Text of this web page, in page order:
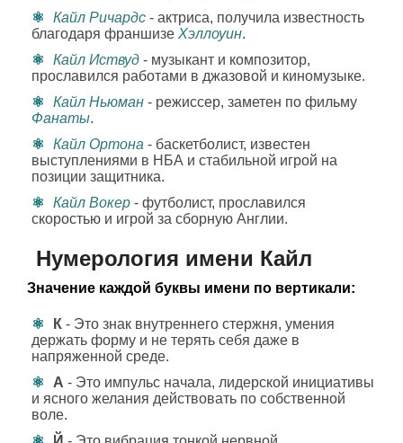
Кайл Ричардс - актриса, получила известность
благодаря франшизе Хэллоуин.
Кайл Иствуд - музыкант и композитор,
прославился работами в джазовой и киномузыке.
Кайл Ньюман - режиссер, заметен по фильму
Фанаты.
Кайл Ортона - баскетболист, известен
выступлениями в НБА и стабильной игрой на
позиции защитника.
Кайл Вокер - футболист, прославился
скоростью и игрой за сборную Англии.
Нумерология имени Кайл
Значение каждой буквы имени по вертикали:
К - Это знак внутреннего стержня, умения
держать форму и не терять себя даже в
напряженной среде.
А - Это импульс начала, лидерской инициативы
и ясного желания действовать по собственной
воле.